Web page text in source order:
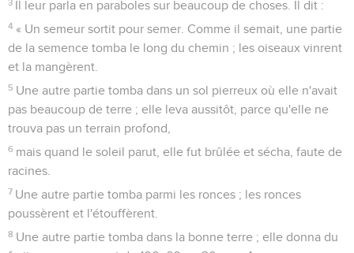
3 Il leur parla en paraboles sur beaucoup de choses. Il dit :
4 « Un semeur sortit pour semer. Comme il semait, une partie
de la semence tomba le long du chemin ; les oiseaux vinrent
et la mangèrent.
5 Une autre partie tomba dans un sol pierreux où elle n'avait
pas beaucoup de terre ; elle leva aussitôt, parce qu'elle ne
trouva pas un terrain profond,
6 mais quand le soleil parut, elle fut brûlée et sécha, faute de
racines.
7 Une autre partie tomba parmi les ronces ; les ronces
poussèrent et l'étouffèrent.
8 Une autre partie tomba dans la bonne terre ; elle donna du